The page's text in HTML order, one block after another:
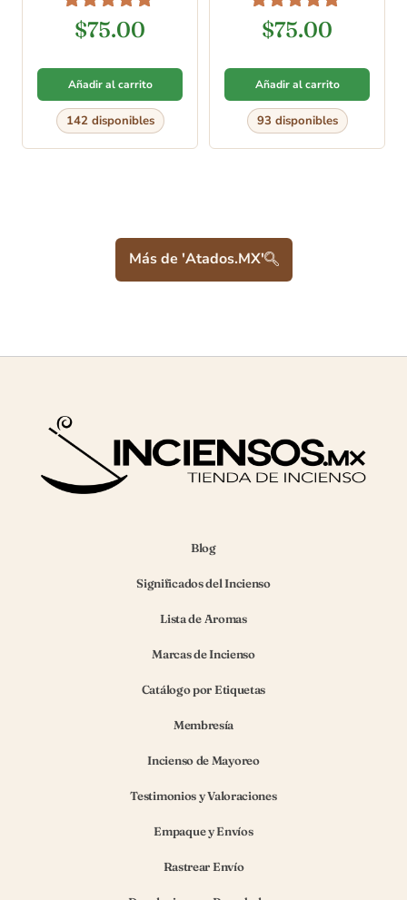
Valorado en
5.00
$75.00
Añadir al carrito
142 disponibles
Valorado en
5.00
$75.00
Añadir al carrito
93 disponibles
Más de 'Atados.MX'
Blog
Significados del Incienso
Lista de Aromas
Marcas de Incienso
Catálogo por Etiquetas
Membresía
Incienso de Mayoreo
Testimonios y Valoraciones
Empaque y Envíos
Rastrear Envío